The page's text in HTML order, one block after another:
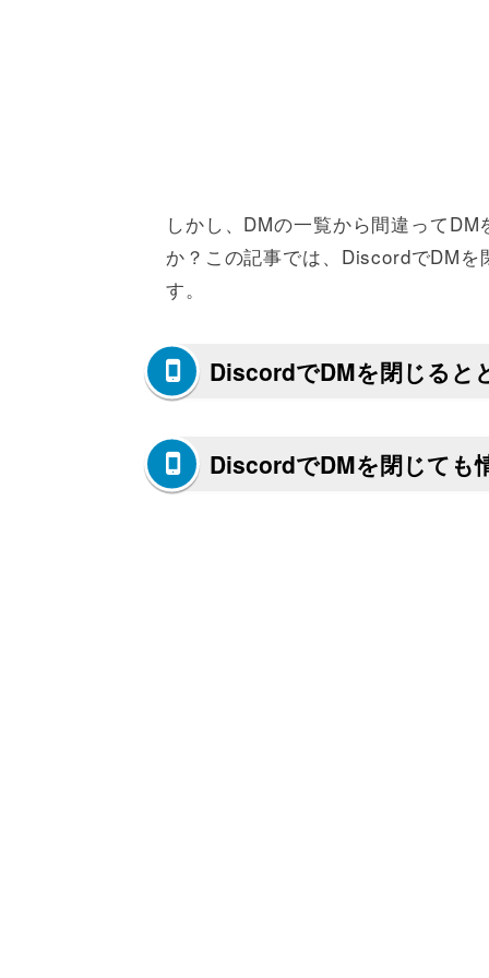
しかし、DMの一覧から間違って
か？この記事では、DiscordでDMを
す。
DiscordでDMを閉じると
DiscordでDMを閉じても